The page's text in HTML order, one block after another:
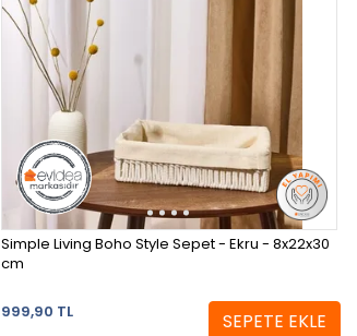
Simple Living Boho Style Sepet - Ekru - 8x22x30
cm
999,90 TL SEPETE EKLE